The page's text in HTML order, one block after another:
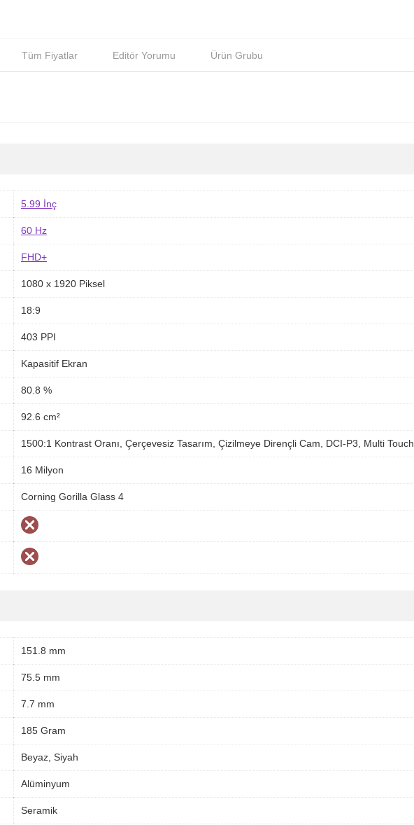
Tüm Fiyatlar Editör Yorumu Ürün Grubu
5.99 İnç
60 Hz
FHD+
1080 x 1920 Piksel
18:9
403 PPI
Kapasitif Ekran
80.8 %
92.6 cm²
1500:1 Kontrast Oranı, Çerçevesiz Tasarım, Çizilmeye Dirençli Cam, DCI-P3, Multi Touch
16 Milyon
Corning Gorilla Glass 4
151.8 mm
75.5 mm
7.7 mm
185 Gram
Beyaz, Siyah
Alüminyum
Seramik